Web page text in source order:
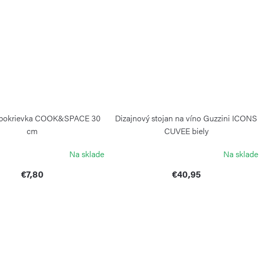
COOK&SPACE 30
cm
Na sklade
€7,80
Dizajnový stojan na víno Guzzini ICONS
CUVEE biely
Na sklade
€40,95